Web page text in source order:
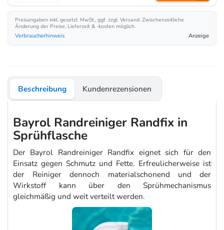
Preisangaben inkl. gesetzl. MwSt., ggf. zzgl. Versand. Zwischenzeitliche
Änderung der Preise, Lieferzeit & -kosten möglich.
Verbraucherhinweis
Anzeige
Beschreibung Kundenrezensionen
Bayrol Randreiniger Randfix in
Sprühflasche
Der Bayrol Randreiniger Randfix eignet sich für den
Einsatz gegen Schmutz und Fette. Erfreulicherweise ist
der Reiniger dennoch materialschonend und der
Wirkstoff kann über den Sprühmechanismus
gleichmäßig und weit verteilt werden.